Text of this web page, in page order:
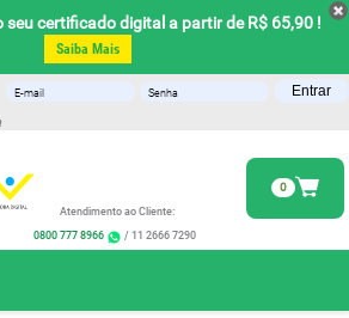
certificado digital a partir de R$ 65,90 !
Saiba Mais
Entrar
0
Atendimento ao Cliente:
0800 777 8966
/ 11 2666 7290